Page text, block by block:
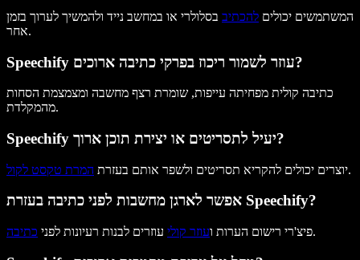
המשתמשים יכולים להכתיב בסלולרי או במחשב נייד ולהמשיך לערוך בזמן
אחר.
Speechify עוזר לשמור ריכוז בפרקי כתיבה ארוכים?
כתיבה קולית מפחיתה עייפות, שומרת רצף מחשבה ומצמצמת הסחות
מהמקלדת.
Speechify יעיל לתסריטים או יצירת תוכן ארוך?
יוצרים יכולים להקריא תסריטים ולשפר אותם בעזרת המרת טקסט לקול .
אפשר לארגן מחשבות לפני כתיבה בעזרת Speechify?
פיצ'רי רישום הערות ועוזר קולי עוזרים לבנות רעיונות לפני כתיבה .